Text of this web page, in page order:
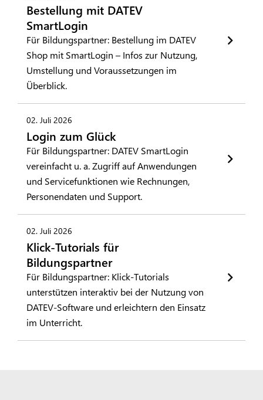
Bestellung mit DATEV
SmartLogin
Für Bildungspartner: Bestellung im DATEV
Shop mit SmartLogin – Infos zur Nutzung,
Umstellung und Voraussetzungen im
Überblick.
02. Juli 2026
Login zum Glück
Für Bildungspartner: DATEV SmartLogin
vereinfacht u. a. Zugriff auf Anwendungen
und Servicefunktionen wie Rechnungen,
Personendaten und Support.
02. Juli 2026
Klick-Tutorials für
Bildungspartner
Für Bildungspartner: Klick-Tutorials
unterstützen interaktiv bei der Nutzung von
DATEV-Software und erleichtern den Einsatz
im Unterricht.